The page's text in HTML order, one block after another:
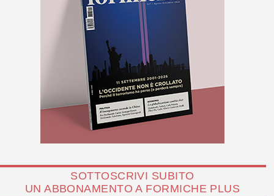
SOTTOSCRIVI SUBITO
UN ABBONAMENTO A FORMICHE PLUS